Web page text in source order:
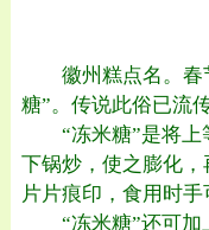
徽州糕点名。春
糖”。传说此俗已流
“冻米糖”是将上
下锅炒，使之膨化
片片痕印，食用时
“冻米糖”还可加